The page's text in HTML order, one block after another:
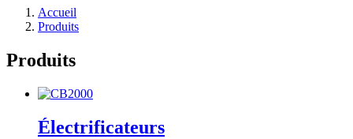
Accueil
Produits
Produits
Électrificateurs